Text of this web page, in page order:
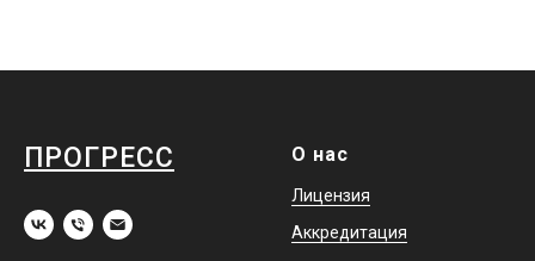
ПРОГРЕСС О нас
Лицензия
Аккредитация